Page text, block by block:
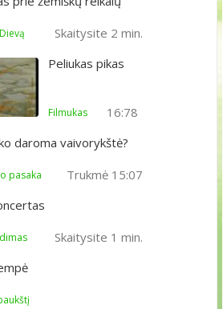
Skaitysite 2 min.
Peliukas pikas
16:78
Filmukas
daroma vaivorykštė?
Trukmė 15:07
pasaka
Skaitysite 1 min.